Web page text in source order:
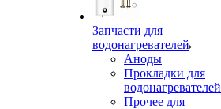
Запчасти для
водонагревателей
Аноды
Прокладки для
водонагревателей
Прочее для